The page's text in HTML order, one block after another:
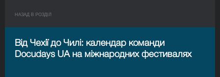
НАЗАД В РОЗДIЛ
Від Чехії до Чилі: календар команди
Docudays UA на міжнародних фестивалях